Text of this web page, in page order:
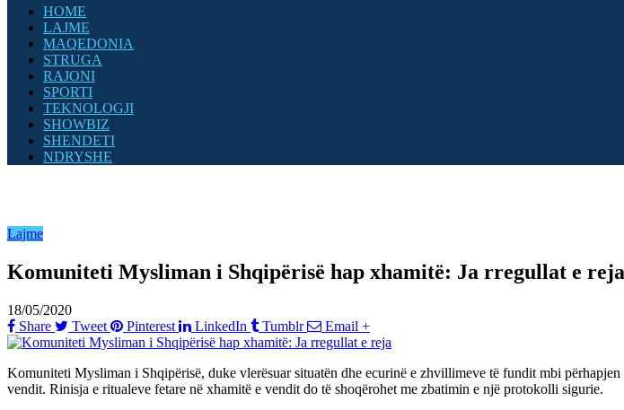
HOME
LAJME
MAQEDONIA
STRUGA
RAJONI
SPORTI
TEKNOLOGJI
SHOWBIZ
SHENDETI
NDRYSHE
Lajme
Komuniteti Mysliman i Shqipërisë hap xhamitë: Ja rregullat e reja
18/05/2020
Share
Tweet Pinterest LinkedIn Tumblr Email +
Komuniteti Mysliman i Shqipërisë, duke vlerësuar situatën dhe ecurinë e zhvillimeve të fundit mbi
vendit. Rinisja e ritualeve fetare në xhamitë e vendit do të shoqërohet me zbatimin e një protokolli sigurie.